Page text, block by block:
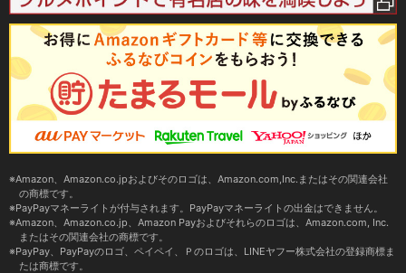
Amazon、Amazon.co.jpおよびそのロゴは、Amazon.com,Inc.またはその関連会社
の商標です。
PayPayマネーライトが付与されます。PayPayマネーライトの出金はできません。
Amazon、Amazon.co.jp、Amazon Payおよびそれらのロゴは、Amazon.com, Inc.
またはその関連会社の商標です。
PayPay、PayPayのロゴ、ペイペイ、Ｐのロゴは、LINEヤフー株式会社の登録商標ま
たは商標です。